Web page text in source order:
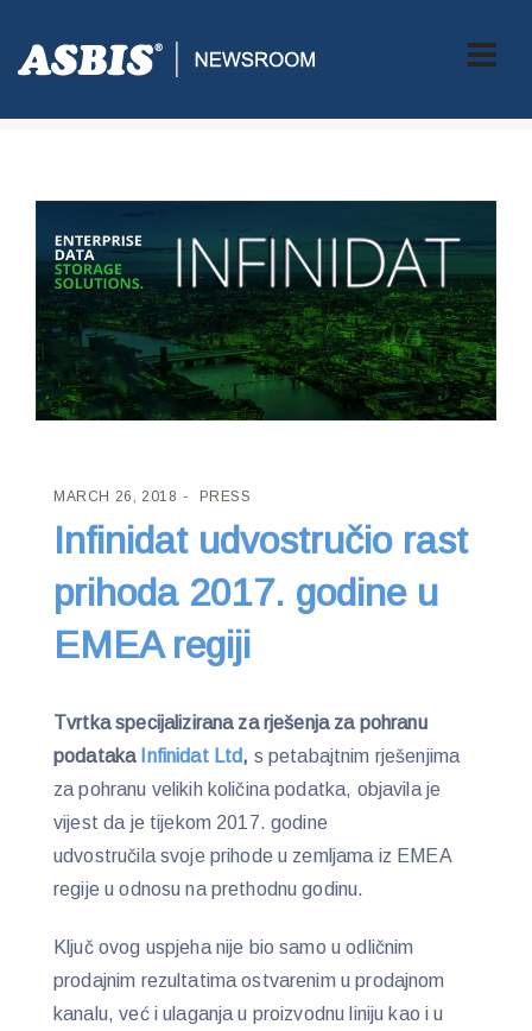
ASBIS CROATIA> PRESS> INFINIDAT UDVOSTRUČIO RAST
PRIHODA 2017. GODINE U EMEA REGIJI
MARCH 26, 2018 PRESS
Infinidat udvostručio rast
prihoda 2017. godine u
EMEA regiji
Tvrtka specijalizirana za rješenja za pohranu
podataka Infinidat Ltd, s petabajtnim rješenjima
za pohranu velikih količina podatka, objavila je
vijest da je tijekom 2017. godine
udvostručila svoje prihode u zemljama iz EMEA
regije u odnosu na prethodnu godinu.
Ključ ovog uspjeha nije bio samo u odličnim
prodajnim rezultatima ostvarenim u prodajnom
kanalu, već i ulaganja u proizvodnu liniju kao i u